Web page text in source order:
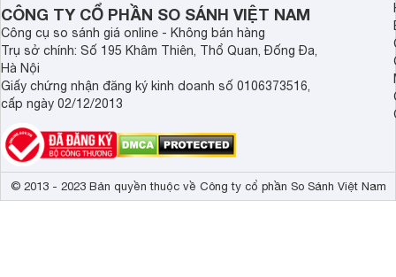
CÔNG TY CỔ PHẦN SO SÁNH VIỆT NAM
Công cụ so sánh giá online - Không bán hàng
Trụ sở chính: Số 195 Khâm Thiên, Thổ Quan, Đống Đa,
Hà Nội
Giấy chứng nhận đăng ký kinh doanh số 0106373516,
cấp ngày 02/12/2013
© 2013 - 2023 Bản quyền thuộc về Công ty cổ phần So Sánh Việt Nam